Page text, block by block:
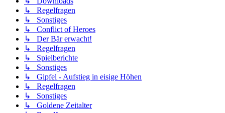
↳ Regelfragen
↳ Sonstiges
↳ Conflict of Heroes
↳ Der Bär erwacht!
↳ Regelfragen
↳ Spielberichte
↳ Sonstiges
↳ Gipfel - Aufstieg in eisige Höhen
↳ Regelfragen
↳ Sonstiges
↳ Goldene Zeitalter